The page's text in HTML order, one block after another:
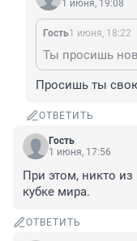
1 июня, 19:08
Гость1 июня, 18:22
Просишь ты
ОТВЕТИТЬ
Гость
1 июня, 17:56
При этом, никто из
кубке мира.
ОТВЕТИТЬ